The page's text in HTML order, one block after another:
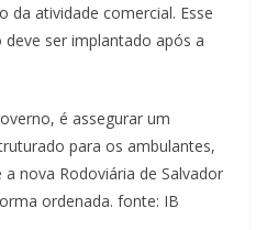
da atividade comercial. Esse
ser implantado após a
é assegurar um
para os ambulantes,
nova Rodoviária de Salvador
ordenada. fonte: IB